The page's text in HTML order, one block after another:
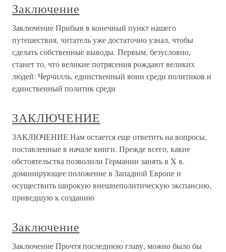
Заключение
Заключение Прибыв в конечный пункт нашего
путешествия, читатель уже достаточно узнал, чтобы
сделать собственные выводы. Первым, безусловно,
станет то, что великие потрясения рождают великих
людей: Черчилль, единственный воин среди политиков и
единственный политик среди
ЗАКЛЮЧЕНИЕ
ЗАКЛЮЧЕНИЕ Нам остается еще ответить на вопросы,
поставленные в начале книги. Прежде всего, какие
обстоятельства позволили Германии занять в X в.
доминирующее положение в Западной Европе и
осуществить широкую внешнеполитическую экспансию,
приведшую к созданию
Заключение
Заключение Прочтя последнюю главу, можно было бы